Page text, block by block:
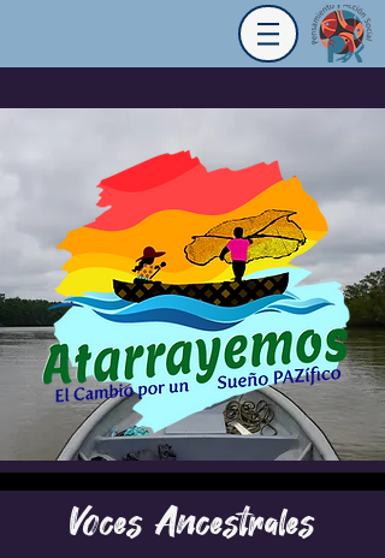
Voces Ancestrales